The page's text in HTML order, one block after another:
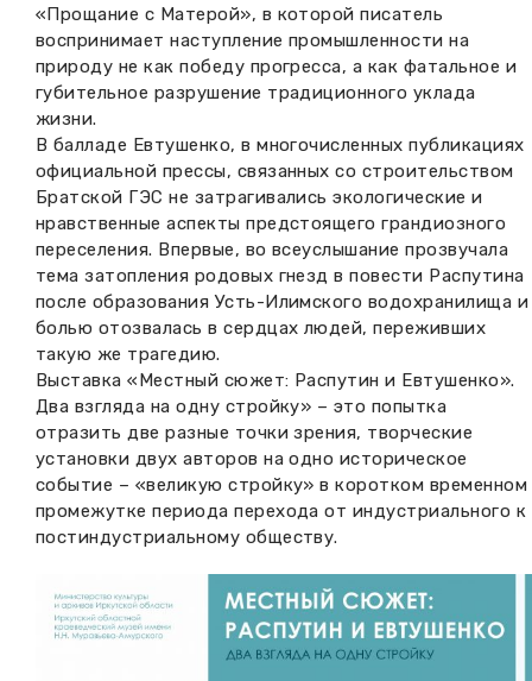
Дирекция
«Прощание с Матерой», в которой писатель
воспринимает наступление промышленности на
природу не как победу прогресса, а как фатальное и
губительное разрушение традиционного уклада
жизни.
В балладе Евтушенко, в многочисленных публикациях
официальной прессы, связанных со строительством
Братской ГЭС не затрагивались экологические и
нравственные аспекты предстоящего грандиозного
переселения. Впервые, во всеуслышание прозвучала
тема затопления родовых гнезд в повести Распутина
после образования Усть-Илимского водохранилища и
болью отозвалась в сердцах людей, переживших
такую же трагедию.
Выставка «Местный сюжет: Распутин и Евтушенко».
Два взгляда на одну стройку» – это попытка
отразить две разные точки зрения, творческие
установки двух авторов на одно историческое
событие – «великую стройку» в коротком временном
промежутке периода перехода от индустриального к
постиндустриальному обществу.